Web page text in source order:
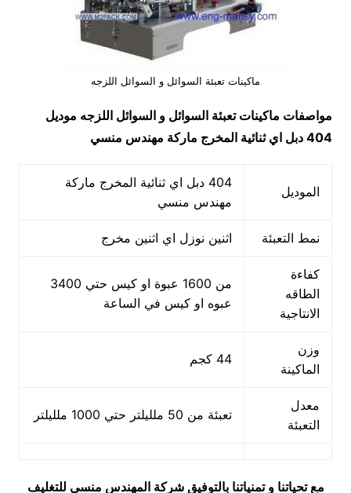
ماكينات تعبئة السوائل و السوائل اللزجه
مواصفات ماكينات تعبئة السوائل و السوائل اللزجه موديل
404 دبل اي ثنائية المخرج ماركة مهندس منسي
الموديل
404 دبل اي ثنائية المخرج ماركة
مهندس منسي
نمط التعبئة اثنين نوزل اي اثنين مخرج
كفاءة
الطاقه
الانتاجية
من 1600 عبوة او كيس حتي 3400
عبوه او كيس في الساعة
وزن
الماكينة
44 كجم
معدل
التعبئة
تعبئة من 50 ملليلتر حتي 1000 ملليلتر
مع تحياتنا و تمنياتنا بالتوفيق شركة المهندس منسي للتغليف